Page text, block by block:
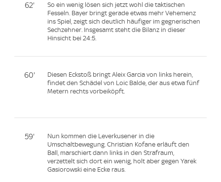
62'
So ein wenig lösen sich jetzt wohl die taktischen
Fesseln. Bayer bringt gerade etwas mehr Vehemenz
ins Spiel, zeigt sich deutlich häufiger im gegnerischen
Sechzehner. Insgesamt steht die Bilanz in dieser
Hinsicht bei 24:5.
60'
Diesen Eckstoß bringt Aleix Garcia von links herein,
findet den Schädel von Loic Balde, der aus etwa fünf
Metern rechts vorbeiköpft.
59'
Nun kommen die Leverkusener in die
Umschaltbewegung. Christian Kofane erläuft den
Ball, marschiert dann links in den Strafraum,
verzettelt sich dort ein wenig, holt aber gegen Yarek
Gasiorowski eine Ecke raus.